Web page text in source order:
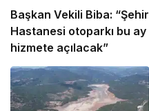
Başkan Vekili Biba: “Şehir
Hastanesi otoparkı bu ay
hizmete açılacak”